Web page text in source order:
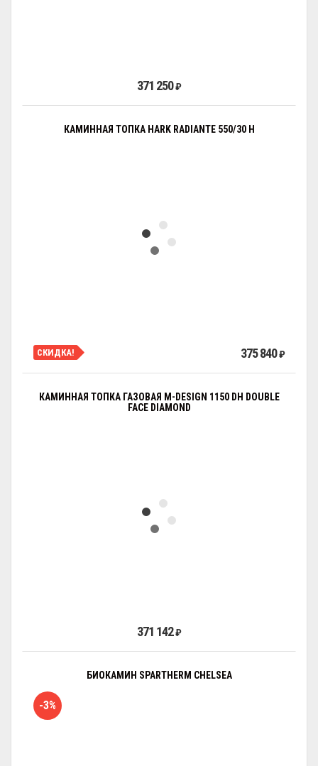
371 250₽
КАМИННАЯ ТОПКА HARK RADIANTE 550/30 H
СКИДКА! 375 840₽
КАМИННАЯ ТОПКА ГАЗОВАЯ M-DESIGN 1150 DH DOUBLE
FACE DIAMOND
371 142₽
БИОКАМИН SPARTHERM CHELSEA
-3%